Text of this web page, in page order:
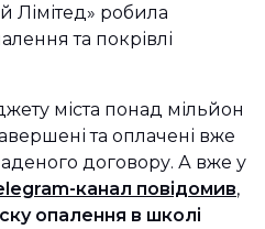
Лімітед» робила
та покрівлі
міста понад мільйон
та оплачені вже
договору. А вже у
канал повідомив,
опалення в школі